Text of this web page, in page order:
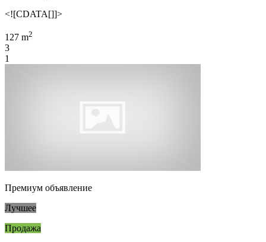
<![CDATA[]]>
127 m2
3
1
Премиум объявление
Лучшее
Продажа